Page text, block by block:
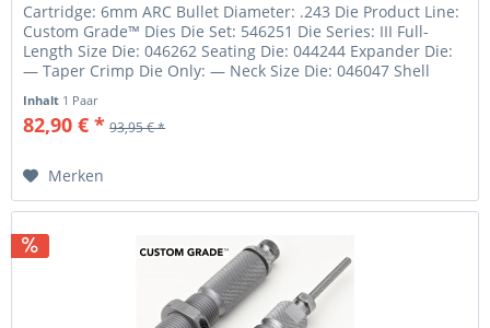
Cartridge: 6mm ARC Bullet Diameter: .243 Die Product Line:
Custom Grade™ Dies Die Set: 546251 Die Series: III Full-
Length Size Die: 046262 Seating Die: 044244 Expander Die:
— Taper Crimp Die Only: — Neck Size Die: 046047 Shell
Inhalt 1 Paar
82,90 € * 93,95 € *
Merken